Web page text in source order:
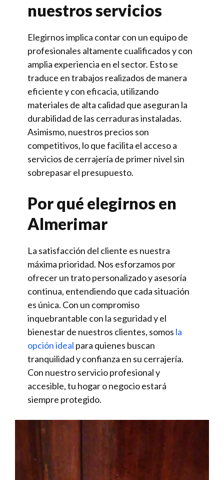
nuestros servicios
Elegirnos implica contar con un equipo de
profesionales altamente cualificados y con
amplia experiencia en el sector. Esto se
traduce en trabajos realizados de manera
eficiente y con eficacia, utilizando
materiales de alta calidad que aseguran la
durabilidad de las cerraduras instaladas.
Asimismo, nuestros precios son
competitivos, lo que facilita el acceso a
servicios de cerrajería de primer nivel sin
sobrepasar el presupuesto.
Por qué elegirnos en
Almerimar
La satisfacción del cliente es nuestra
máxima prioridad. Nos esforzamos por
ofrecer un trato personalizado y asesoría
continua, entendiendo que cada situación
es única. Con un compromiso
inquebrantable con la seguridad y el
bienestar de nuestros clientes, somos la
opción ideal para quienes buscan
tranquilidad y confianza en su cerrajería.
Con nuestro servicio profesional y
accesible, tu hogar o negocio estará
siempre protegido.